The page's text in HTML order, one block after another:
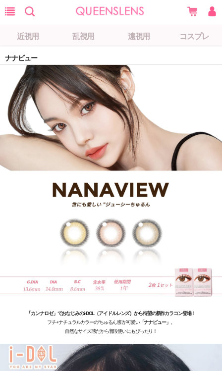
近視用 乱視用 遠視用 コスプレ
ナナビュー
「カンナロゼ」でおなじみのi-DOL（アイドルレンズ）から待望の新作カラコン登場！
フチ+ナチュラルカラーの“ちゅるん感”が可愛い「ナナビュー」
自然なサイズ感だから普段使いにもぴったり！